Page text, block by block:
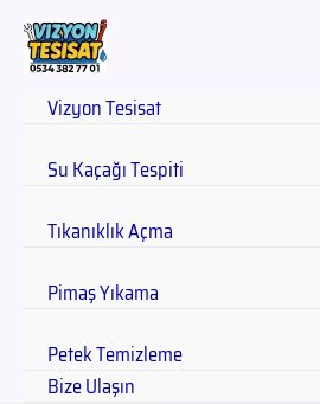
Vizyon Tesisat
Su Kaçağı Tespiti
Tıkanıklık Açma
Pimaş Yıkama
Petek Temizleme
Bize Ulaşın